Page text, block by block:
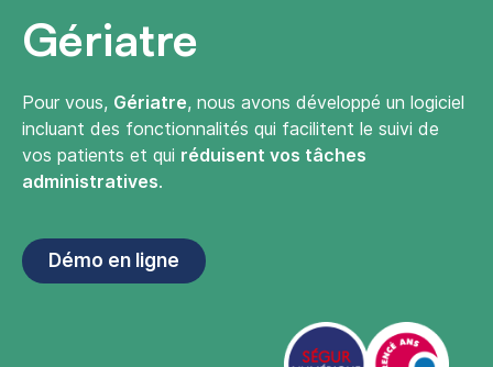
Gériatre
Pour vous, Gériatre, nous avons développé un logiciel
incluant des fonctionnalités qui facilitent le suivi de
vos patients et qui réduisent vos tâches
administratives.
Démo en ligne